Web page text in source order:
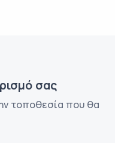
σας
τοποθεσία που θα